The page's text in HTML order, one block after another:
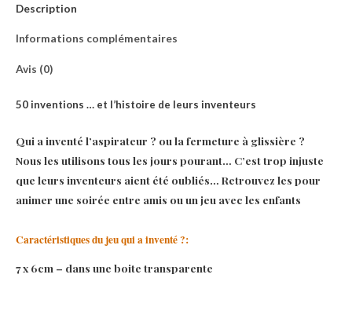
Description
Informations complémentaires
Avis (0)
50 inventions … et l’histoire de leurs inventeurs
Qui a inventé l’aspirateur ? ou la fermeture à glissière ?
Nous les utilisons tous les jours pourant… C’est trop injuste
que leurs inventeurs aient été oubliés… Retrouvez les pour
animer une soirée entre amis ou un jeu avec les enfants
Caractéristiques du jeu qui a inventé ?:
7 x 6cm – dans une boite transparente